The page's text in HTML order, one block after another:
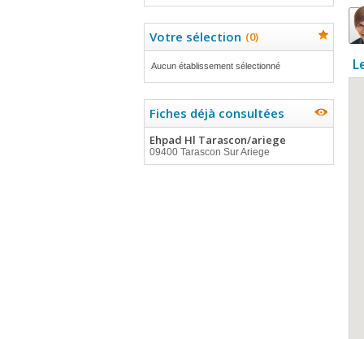
Votre sélection (0)
Aucun établissement sélectionné
Fiches déjà consultées
Ehpad Hl Tarascon/ariege
09400 Tarascon Sur Ariege